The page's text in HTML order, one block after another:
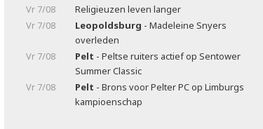
Vr 7/08
Religieuzen leven langer
Vr 7/08
Leopoldsburg - Madeleine Snyers
overleden
Vr 7/08
Pelt - Peltse ruiters actief op Sentower
Summer Classic
Vr 7/08
Pelt - Brons voor Pelter PC op Limburgs
kampioenschap